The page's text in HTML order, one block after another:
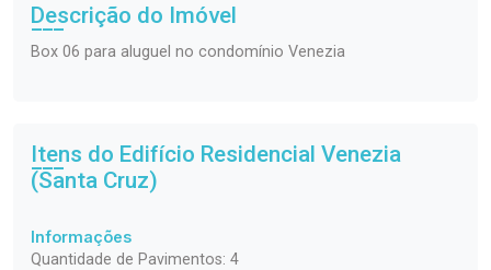
Descrição do Imóvel
Box 06 para aluguel no condomínio Venezia
Itens do Edifício Residencial Venezia
(Santa Cruz)
Informações
Quantidade de Pavimentos: 4